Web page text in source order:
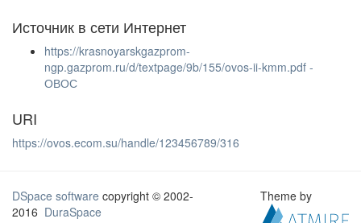
Источник в сети Интернет
https://krasnoyarskgazprom-
ngp.gazprom.ru/d/textpage/9b/155/ovos-ii-kmm.pdf -
ОВОС
URI
https://ovos.ecom.su/handle/123456789/316
DSpace software copyright © 2002-
2016 DuraSpace
Theme by